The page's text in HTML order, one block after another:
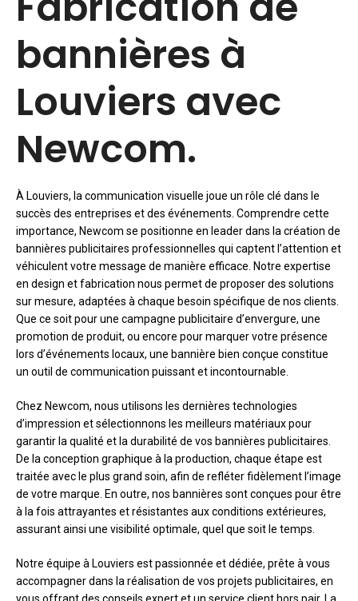
bannières à
Louviers avec
Newcom.
À Louviers, la communication visuelle joue un rôle clé dans le
succès des entreprises et des événements. Comprendre cette
importance, Newcom se positionne en leader dans la création de
bannières publicitaires professionnelles qui captent l’attention et
véhiculent votre message de manière efficace. Notre expertise
en design et fabrication nous permet de proposer des solutions
sur mesure, adaptées à chaque besoin spécifique de nos clients.
Que ce soit pour une campagne publicitaire d’envergure, une
promotion de produit, ou encore pour marquer votre présence
lors d’événements locaux, une bannière bien conçue constitue
un outil de communication puissant et incontournable.
Chez Newcom, nous utilisons les dernières technologies
d’impression et sélectionnons les meilleurs matériaux pour
garantir la qualité et la durabilité de vos bannières publicitaires.
De la conception graphique à la production, chaque étape est
traitée avec le plus grand soin, afin de refléter fidèlement l’image
de votre marque. En outre, nos bannières sont conçues pour être
à la fois attrayantes et résistantes aux conditions extérieures,
assurant ainsi une visibilité optimale, quel que soit le temps.
Notre équipe à Louviers est passionnée et dédiée, prête à vous
accompagner dans la réalisation de vos projets publicitaires, en